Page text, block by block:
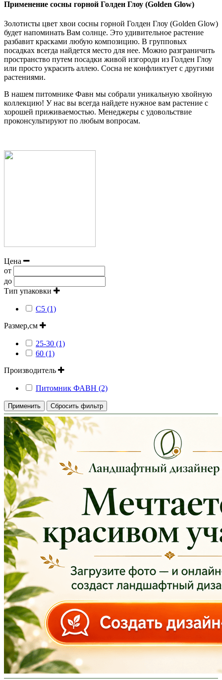
Применение сосны горной Голден Глоу (Golden Glow)
Золотисты цвет хвои сосны горной Голден Глоу (Golden Glow)
будет напоминать Вам солнце. Это удивительное растение
разбавит красками любую композицию. В групповых
посадках всегда найдется место для нее. Можно разграничить
пространство путем посадки живой изгороди из Голден Глоу
или просто украсить аллею. Сосна не конфликтует с другими
растениями.
В нашем питомнике Фавн мы собрали уникальную хвойную
коллекцию! У нас вы всегда найдете нужное вам растение с
хорошей приживаемостью. Менеджеры с удовольствие
проконсультируют по любым вопросам.
Цена
от
до
Тип упаковки
С5 (1)
Размер,см
25-30 (1)
60 (1)
Производитель
Питомник ФАВН (2)
Применить Сбросить фильтр